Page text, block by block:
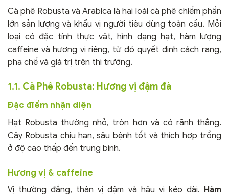
Cà phê Robusta và Arabica là hai loài cà phê chiếm phần
lớn sản lượng và khẩu vị người tiêu dùng toàn cầu. Mỗi
loại có đặc tính thực vật, hình dạng hạt, hàm lượng
caffeine và hương vị riêng, từ đó quyết định cách rang,
pha chế và giá trị trên thị trường.
1.1. Cà Phê Robusta: Hương vị đậm đà
Đặc điểm nhận diện
Hạt Robusta thường nhỏ, tròn hơn và có rãnh thẳng.
Cây Robusta chịu hạn, sâu bệnh tốt và thích hợp trồng
ở độ cao thấp đến trung bình.
Hương vị & caffeine
Vị thường đắng, thân vị đậm và hậu vị kéo dài. Hàm